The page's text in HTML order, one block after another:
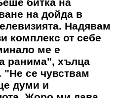
на дойда в
Надявам
комплекс от себе
ме е
ранима", хълца
"Не се чувствам
думи и